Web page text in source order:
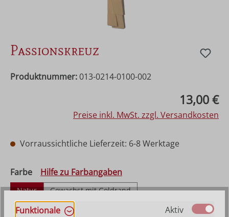
Passionskreuz
Produktnummer: 013-0214-0100-002
13,00 €
Preise inkl. MwSt. zzgl. Versandkosten
Vorraussichtliche Lieferzeit: 6-8 Werktage
Farbeauswählen
Hilfe zu Farbangaben
Natur
Gewachst mit Goldrand
Gewachst mit Silberrand
Mehrfach gebeizt
Funktionale
Aktiv